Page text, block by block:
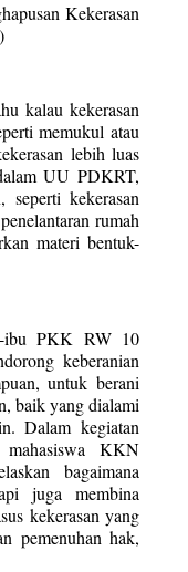
Kekerasan
kalau kekerasan
memukul atau
lebih luas
UU PDKRT,
seperti kekerasan
rumah
materi bentuk-
ibu PKK RW 10
keberanian
untuk berani
baik yang dialami
Dalam kegiatan
KKN
bagaimana
juga membina
kekerasan yang
pemenuhan hak,